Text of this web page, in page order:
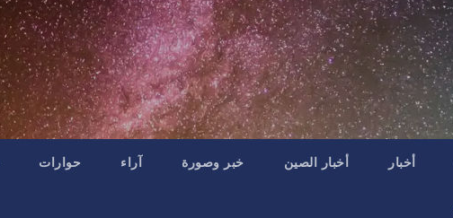
أخبار أخبار الصين خبر وصورة آراء حوارات